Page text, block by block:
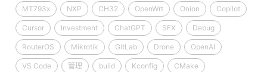
MT793x NXP CH32 OpenWrt Onion Copilot
Cursor Investment ChatGPT SFX Debug
RouterOS Mikrotik GitLab Drone OpenAI
VS Code 管理 build Kconfig CMake